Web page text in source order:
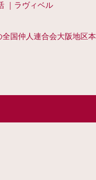
｜ラヴィベル
国仲人連合会大阪地区本